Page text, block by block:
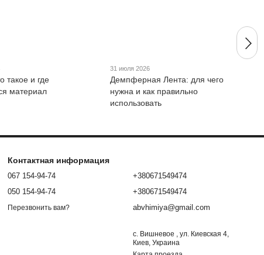
такое и где
материал
31 июля 2026
Демпферная Лента: для чего
нужна и как правильно
использовать
Контактная информация
067 154-94-74
050 154-94-74
Перезвонить вам?
+380671549474
+380671549474
abvhimiya@gmail.com
с. Вишневое , ул. Киевская 4,
Киев, Украина